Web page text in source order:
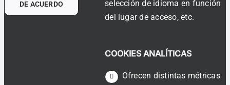
DE ACUERDO
selección de idioma en función
del lugar de acceso, etc.
COOKIES ANALÍTICAS
Ofrecen distintas métricas